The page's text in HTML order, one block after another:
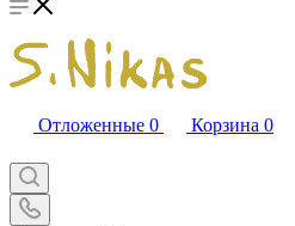
Отложенные 0 Корзина 0